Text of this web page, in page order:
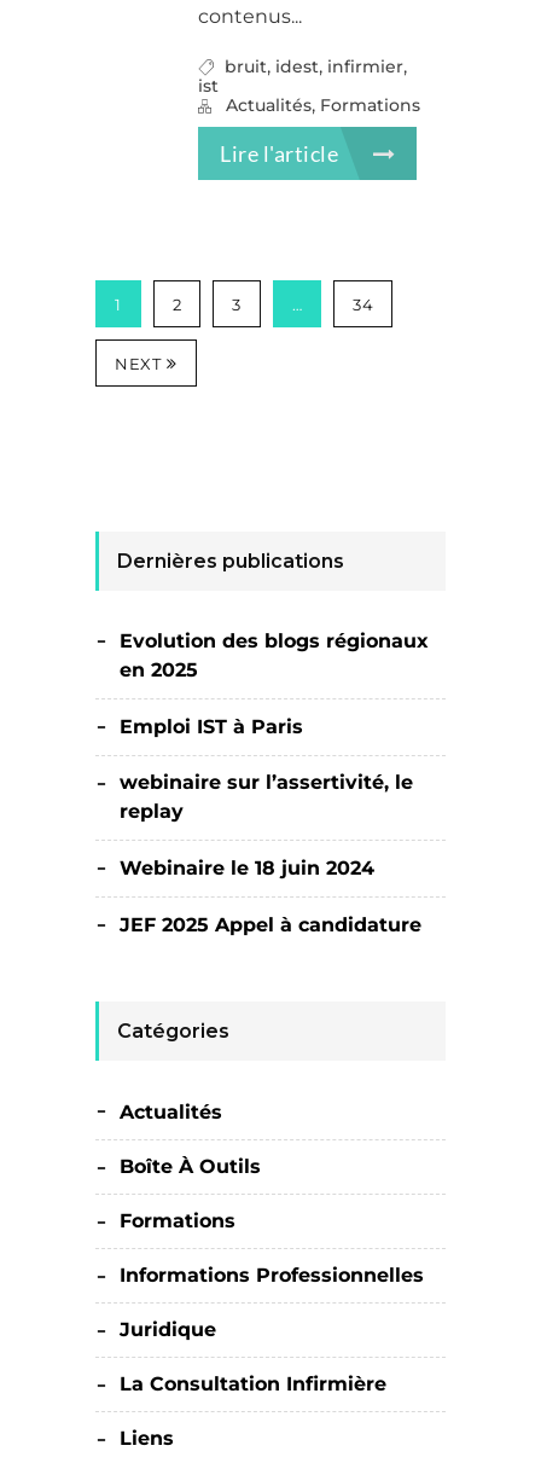
contenus...
bruit, idest, infirmier,
ist
Actualités, Formations
Lire l'article
1 2 3 … 34
NEXT
Dernières publications
Evolution des blogs régionaux
en 2025
Emploi IST à Paris
webinaire sur l’assertivité, le
replay
Webinaire le 18 juin 2024
JEF 2025 Appel à candidature
Catégories
Actualités
Boîte À Outils
Formations
Informations Professionnelles
Juridique
La Consultation Infirmière
Liens